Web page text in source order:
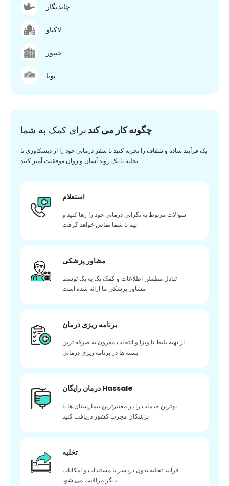
چاندیگار
لاکناو
جیپور
پونا
چگونه کار می کند برای کمک به شما
یک فرآیند ساده و شفاف را تجربه کنید تا سفر درمانی خود را از دیسکاوری تا
تخلیه با یک روند آسان و روان موفقیت آمیز کنید.
استعلام
سوالات مربوط به نگرانی درمانی خود را رها کنید و
تیم با شما تماس خواهد گرفت
مشاور پزشکی
تبادل مطمئن اطلاعات و کمک یک به یک توسط
مشاور پزشکی ما ارائه شده است
برنامه ریزی درمان
از تهیه بلیط تا ویزا و انتخاب مقرون به صرفه ترین
بسته ها در برنامه ریزی درمانی
درمان رایگان Hassale
بهترین خدمات را در معتبرترین بیمارستان ها با
پزشکان مجرب کشور دریافت کنید
تخلیه
فرآیند تخلیه بدون دردسر با مستندات و امکانات
دیگر مراقبت می شود